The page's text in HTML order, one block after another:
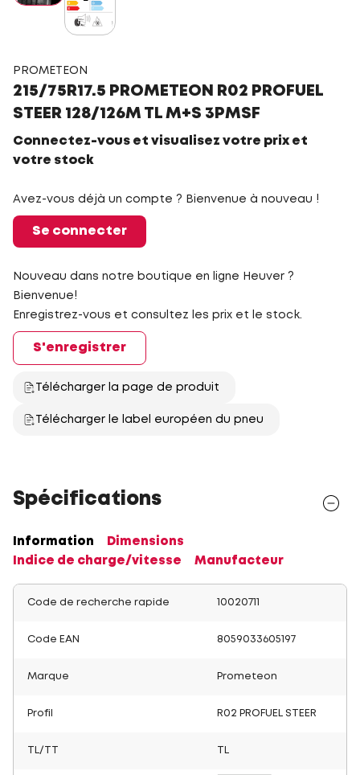
PROMETEON
215/75R17.5 PROMETEON R02 PROFUEL
STEER 128/126M TL M+S 3PMSF
Connectez-vous et visualisez votre prix et
votre stock
Avez-vous déjà un compte ? Bienvenue à nouveau !
Se connecter
Nouveau dans notre boutique en ligne Heuver ?
Bienvenue!
Enregistrez-vous et consultez les prix et le stock.
S'enregistrer
Télécharger la page de produit
Télécharger le label européen du pneu
Spécifications
Information
Dimensions
Indice de charge/vitesse
Manufacteur
Code de recherche rapide 10020711
Code EAN 8059033605197
Marque Prometeon
Profil R02 PROFUEL STEER
TL/TT